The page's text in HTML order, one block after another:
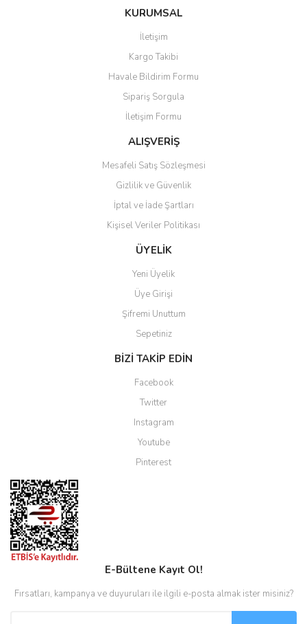
Bu ürüne ilk yorumu siz yapın!
Ürün hakkında henüz soru sorulmamış.
Ürün resmi kalitesiz, bozuk veya görüntülenemiyor.
Ürün açıklamasında eksik bilgiler bulunuyor.
Ürün bilgilerinde hatalar bulunuyor.
Ürün fiyatı diğer sitelerden daha pahalı.
Bu ürüne benzer farklı alternatifler olmalı.
Gönder
KURUMSAL
İletişim
Kargo Takibi
Havale Bildirim Formu
Sipariş Sorgula
İletişim Formu
ALIŞVERİŞ
Mesafeli Satış Sözleşmesi
Gizlilik ve Güvenlik
İptal ve İade Şartları
Kişisel Veriler Politikası
ÜYELİK
Yeni Üyelik
Üye Girişi
Şifremi Unuttum
Sepetiniz
BİZİ TAKİP EDİN
Facebook
Twitter
Instagram
Youtube
Pinterest
E-Bültene Kayıt Ol!
Fırsatları, kampanya ve duyuruları ile ilgili e-posta almak ister misiniz?